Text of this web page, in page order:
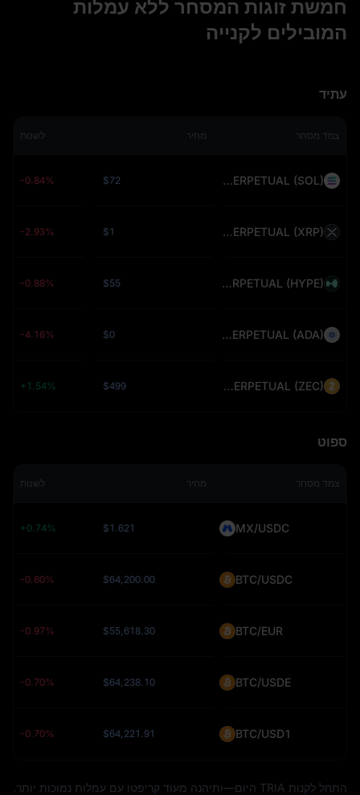
חמשת זוגות המסחר ללא עמלות
המובילים לקנייה
עתיד
צמד מסחר מחיר לשנות
SOLUSDT PERPETUAL (SOL)
$72
-0.84%
XRPUSDT PERPETUAL (XRP)
$1
-2.93%
HYPEUSDT PERPETUAL (HYPE)
$55
-0.88%
ADAUSDT PERPETUAL (ADA)
$0
-4.16%
ZECUSDT PERPETUAL (ZEC)
$499
+1.54%
ספוט
צמד מסחר מחיר לשנות
MX/USDC
$1.621
+0.74%
BTC/USDC
$64,200.00
-0.60%
BTC/EUR
$55,618.30
-0.97%
BTC/USDE
$64,238.10
-0.70%
BTC/USD1
$64,221.91
-0.70%
התחל לקנות TRIA היום—ותיהנה מעוד קריפטו עם עמלות נמוכות יותר.